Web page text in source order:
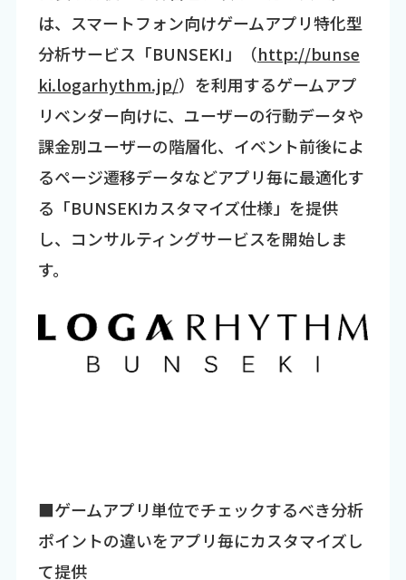
は、スマートフォン向けゲームアプリ特化型
分析サービス「BUNSEKI」（http://bunse
ki.logarhythm.jp/）を利用するゲームアプ
リベンダー向けに、ユーザーの行動データや
課金別ユーザーの階層化、イベント前後によ
るページ遷移データなどアプリ毎に最適化す
る「BUNSEKIカスタマイズ仕様」を提供
し、コンサルティングサービスを開始しま
す。
■ゲームアプリ単位でチェックするべき分析
ポイントの違いをアプリ毎にカスタマイズし
て提供